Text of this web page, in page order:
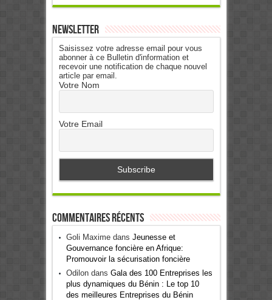
Newsletter
Saisissez votre adresse email pour vous
abonner à ce Bulletin d'information et
recevoir une notification de chaque nouvel
article par email.
Votre Nom
Votre Email
Commentaires récents
Goli Maximedans Jeunesse et
Gouvernance foncière en Afrique:
Promouvoir la sécurisation foncière
Odilondans Gala des 100 Entreprises les
plus dynamiques du Bénin : Le top 10
des meilleures Entreprises du Bénin